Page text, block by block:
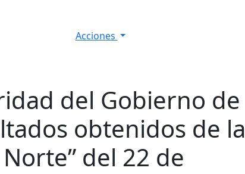
Acciones
del Gobierno de
obtenidos de la
del 22 de